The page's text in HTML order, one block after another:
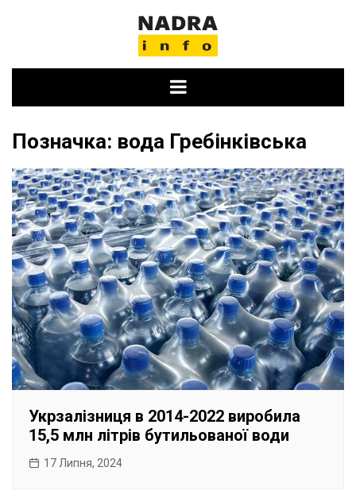
Позначка: вода Гребінківська
Укрзалізниця в 2014-2022 виробила
15,5 млн літрів бутильованої води
17 Липня, 2024